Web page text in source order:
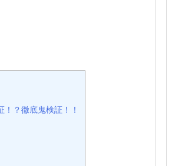
？徹底鬼検証！！